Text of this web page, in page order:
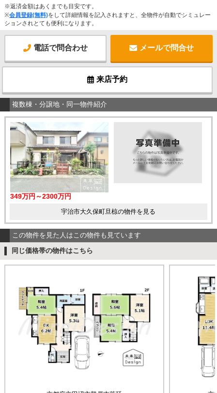
※返済金額はあくまでも目安です。
※会員登録(無料)をして詳細情報を記入されますと、全物件が自動でシミュレー
ションされとても便利になります。
電話で問合わせ メールで問合せ
来店予約
複数棟・分譲地・同一物件紹介
349万円～2300万円
宇治市大久保町旦椋の物件を見る
この物件を見た人はこの物件も見ています
同じ価格帯の物件はこちら